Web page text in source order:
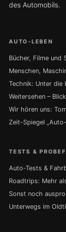
des Automobils.
AUTO-LEBEN
Bücher, Filme und
Menschen,
Technik: Unter die
Weitersehen –
Wir hören uns:
Zeit-Spiegel
TESTS &
Auto-Tests &
Roadtrips: Mehr
Sonst noch
Unterwegs im